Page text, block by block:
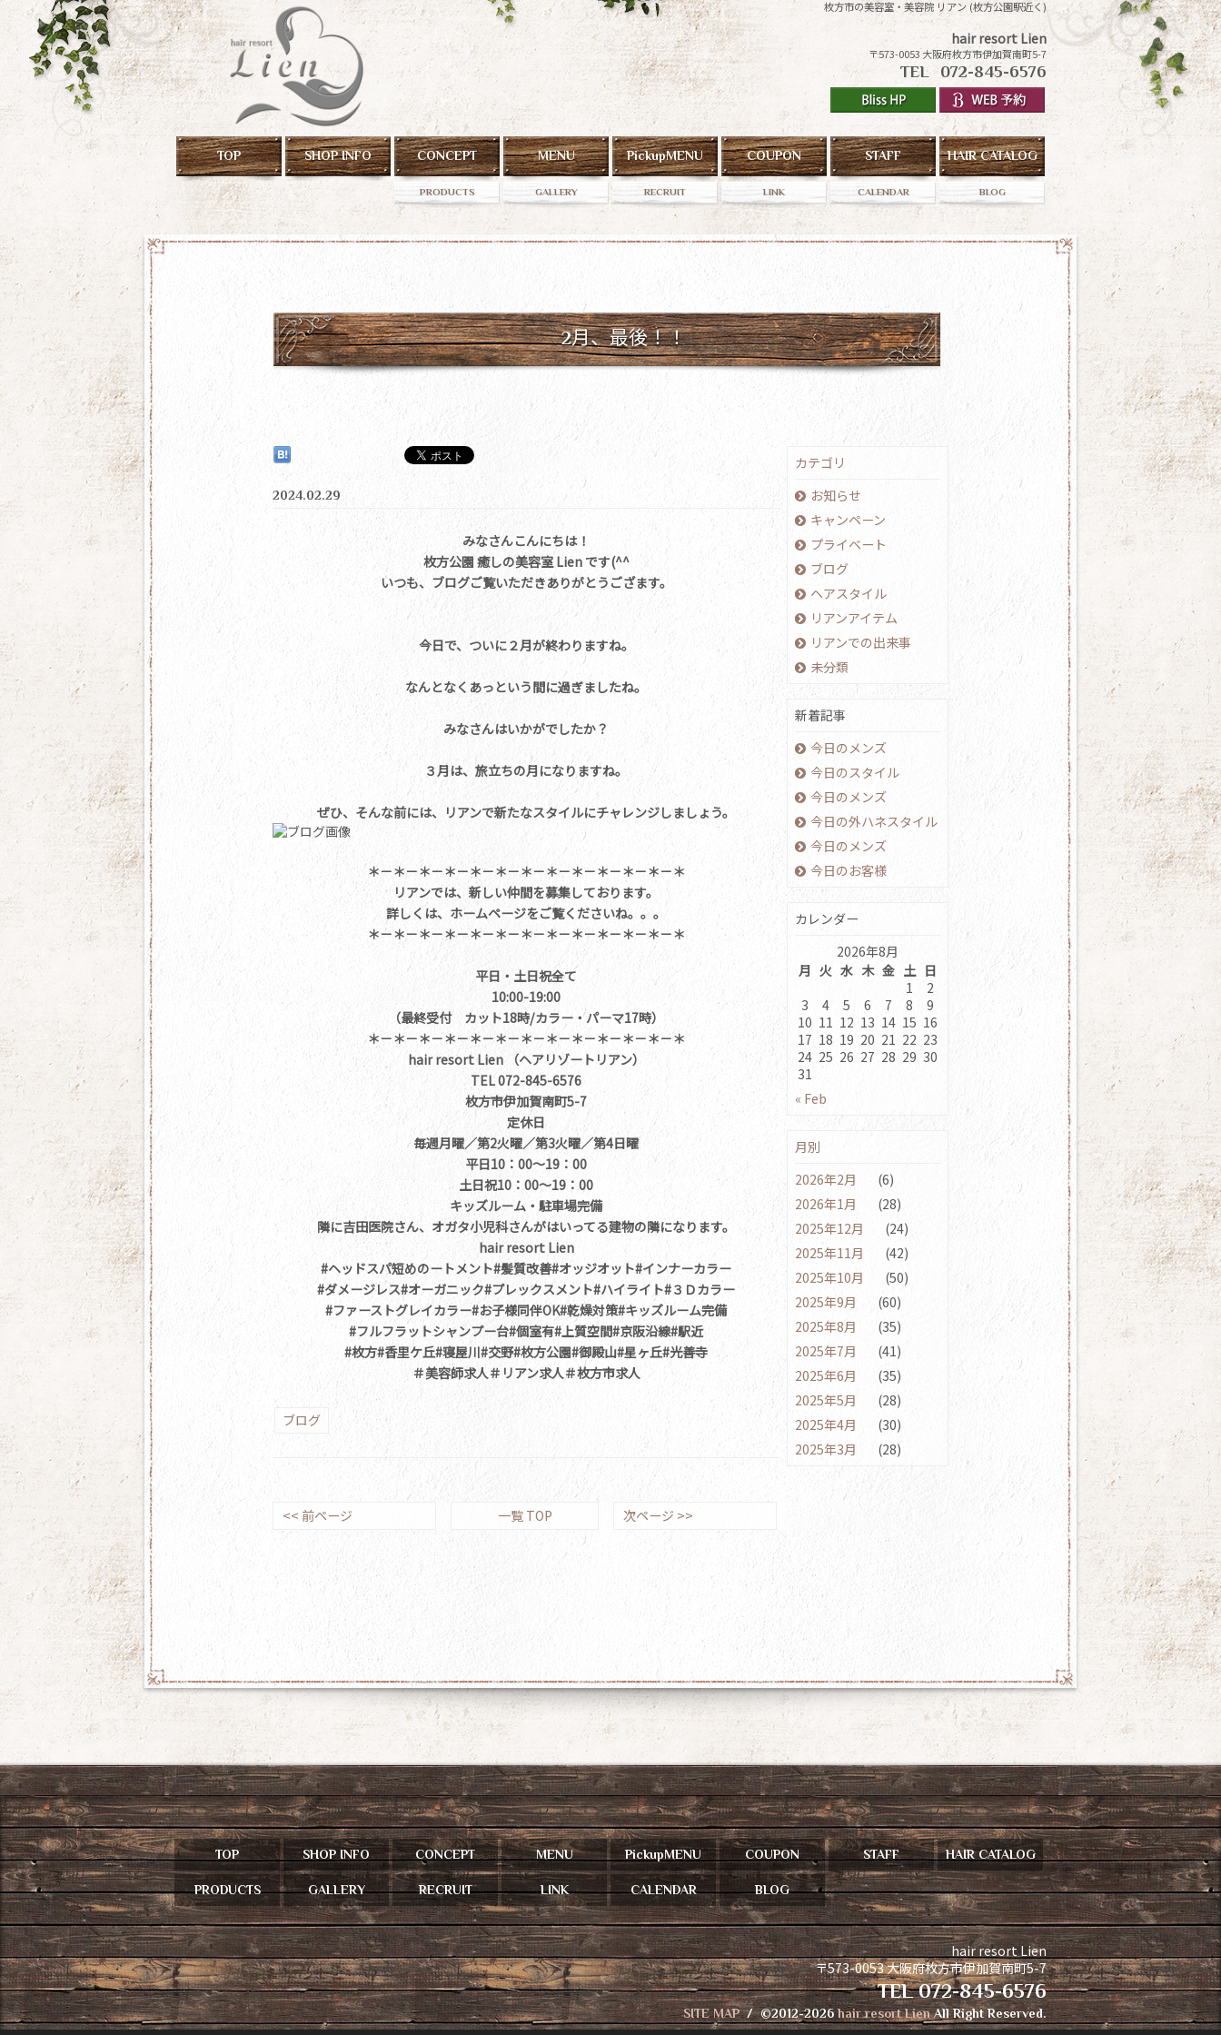
枚方市の美容室・美容院 リアン (枚方公園駅近く)
hair resort Lien
〒573-0053 大阪府枚方市伊加賀南町5-7
TEL 072-845-6576
TOP SHOP INFO CONCEPT MENU PickupMENU COUPON STAFF HAIR CATALOG
PRODUCTS GALLERY RECRUIT LINK CALENDAR BLOG
2月、最後！！
2024.02.29
みなさんこんにちは！
枚方公園 癒しの美容室 Lien です(^^
いつも、ブログご覧いただきありがとうござます。
今日で、ついに２月が終わりますね。
なんとなくあっという間に過ぎましたね。
みなさんはいかがでしたか？
３月は、旅立ちの月になりますね。
ぜひ、そんな前には、リアンで新たなスタイルにチャレンジしましょう。
＊－＊－＊－＊－＊－＊－＊－＊－＊－＊－＊－＊－＊
リアンでは、新しい仲間を募集しております。
詳しくは、ホームページをご覧くださいね。。。
＊－＊－＊－＊－＊－＊－＊－＊－＊－＊－＊－＊－＊
平日・土日祝全て
10:00-19:00
（最終受付 カット18時/カラー・パーマ17時）
＊－＊－＊－＊－＊－＊－＊－＊－＊－＊－＊－＊－＊
hair resort Lien （ヘアリゾートリアン）
TEL 072-845-6576
枚方市伊加賀南町5-7
定休日
毎週月曜／第2火曜／第3火曜／第4日曜
平日10：00～19：00
土日祝10：00～19：00
キッズルーム・駐車場完備
隣に吉田医院さん、オガタ小児科さんがはいってる建物の隣になります。
hair resort Lien
#ヘッドスパ短めのートメント#髪質改善#オッジオット#インナーカラー
#ダメージレス#オーガニック#プレックスメント#ハイライト#３Ｄカラー
#ファーストグレイカラー#お子様同伴OK#乾燥対策#キッズルーム完備
#フルフラットシャンプー台#個室有#上質空間#京阪沿線#駅近
#枚方#香里ケ丘#寝屋川#交野#枚方公園#御殿山#星ヶ丘#光善寺
＃美容師求人＃リアン求人＃枚方市求人
ブログ
<< 前ページ 一覧 TOP 次ページ >>
カテゴリ
お知らせ
キャンペーン
プライベート
ブログ
ヘアスタイル
リアンアイテム
リアンでの出来事
未分類
新着記事
今日のメンズ
今日のスタイル
今日のメンズ
今日の外ハネスタイル
今日のメンズ
今日のお客様
カレンダー
2026年8月
月 火 水 木 金 土 日
« Feb
1
2
3
4 5 6 7 8
9
10 11 12 13 14 15 16
17 18 19 20 21 22 23
24 25 26 27 28 29 30
31
月別
2026年2月
(6)
2026年1月
(28)
2025年12月
(24)
2025年11月
(42)
2025年10月
(50)
2025年9月
(60)
2025年8月
(35)
2025年7月
(41)
2025年6月
(35)
2025年5月
(28)
2025年4月
(30)
2025年3月
(28)
TOP SHOP INFO CONCEPT MENU PickupMENU COUPON STAFF HAIR CATALOG
PRODUCTS GALLERY RECRUIT LINK CALENDAR BLOG
hair resort Lien
〒573-0053 大阪府枚方市伊加賀南町5-7
TEL072-845-6576
SITE MAP ©2012-2026hair resort LienAll Right Reserved.